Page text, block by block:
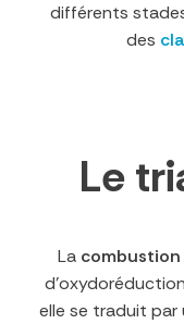
différents
des
Le
La combustion
elle se traduit par